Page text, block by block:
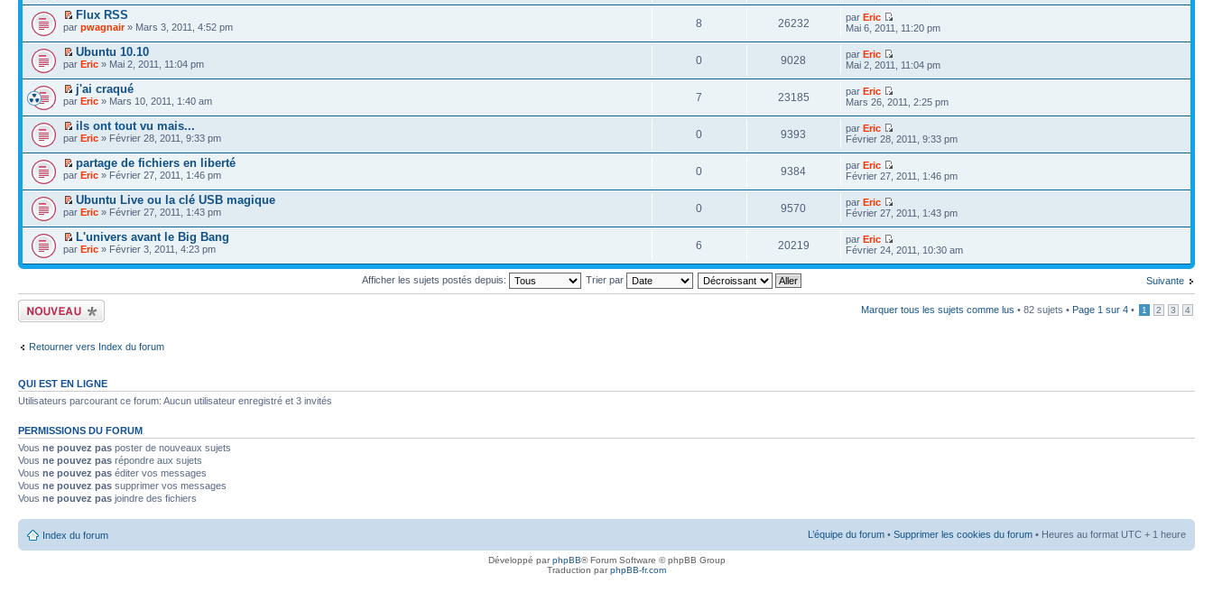
Flux RSS
par pwagnair» Mars 3, 2011, 4:52 pm 8 26232 parEric
Mai 6, 2011, 11:20 pm
Ubuntu 10.10
par Eric » Mai 2, 2011, 11:04 pm 0 9028 parEric
Mai 2, 2011, 11:04 pm
j'ai craqué
par Eric » Mars 10, 2011, 1:40 am 7 23185 parEric
Mars 26, 2011, 2:25 pm
ils ont tout vu mais...
par Eric » Février 28, 2011, 9:33 pm 0 9393 parEric
Février 28, 2011, 9:33 pm
partage de fichiers en liberté
par Eric » Février 27, 2011, 1:46 pm 0 9384 parEric
Février 27, 2011, 1:46 pm
Ubuntu Live ou la clé USB magique
par Eric » Février 27, 2011, 1:43 pm 0 9570 parEric
Février 27, 2011, 1:43 pm
L'univers avant le Big Bang
par Eric » Février 3, 2011, 4:23 pm 6 20219 parEric
Février 24, 2011, 10:30 am
Suivante
Afficher les sujets postés depuis: Trier par
Écrire un nouveau
sujet
Marquer tous les sujets comme lus • 82 sujets • Page 1 sur 4 • 1 2 3 4
Retourner vers Index du forum
QUI EST EN LIGNE
Utilisateurs parcourant ce forum: Aucun utilisateur enregistré et 3 invités
PERMISSIONS DU FORUM
Vous ne pouvez pas poster de nouveaux sujets
Vous ne pouvez pas répondre aux sujets
Vous ne pouvez pas éditer vos messages
Vous ne pouvez pas supprimer vos messages
Vous ne pouvez pas joindre des fichiers
Index du forum L’équipe du forum • Supprimer les cookies du forum • Heures au format UTC + 1 heure
Développé parphpBB® Forum Software © phpBB Group
Traduction parphpBB-fr.com